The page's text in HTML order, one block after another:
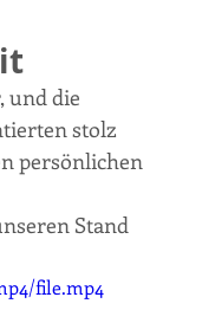
und die
stolz
persönlichen
Stand
file.mp4